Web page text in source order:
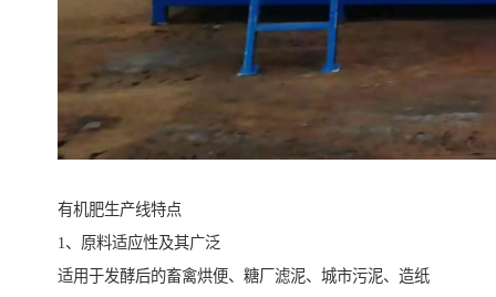
有机肥生产线特点
1、原料适应性及其广泛
适用于发酵后的畜禽烘便、糖厂滤泥、城市污泥、造纸